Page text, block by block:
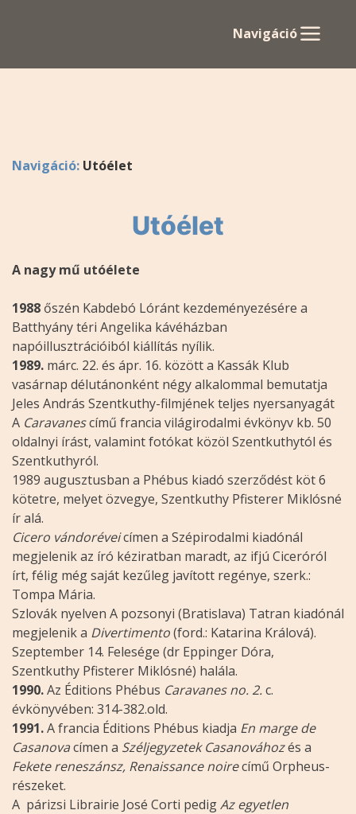
Navigáció
Navigáció: Utóélet
Utóélet
A nagy mű utóélete
1988 őszén Kabdebó Lóránt kezdeményezésére a
Batthyány téri Angelika kávéházban
napóillusztrációiból kiállítás nyílik.
1989. márc. 22. és ápr. 16. között a Kassák Klub
vasárnap délutánonként négy alkalommal bemutatja
Jeles András Szentkuthy-filmjének teljes nyersanyagát
A Caravanescímű francia világirodalmi évkönyv kb. 50
oldalnyi írást, valamint fotókat közöl Szentkuthytól és
Szentkuthyról.
1989 augusztusban a Phébus kiadó szerződést köt 6
kötetre, melyet özvegye, Szentkuthy Pfisterer Miklósné
ír alá.
Cicero vándoréveicímen a Szépirodalmi kiadónál
megjelenik az író kéziratban maradt, az ifjú Ciceróról
írt, félig még saját kezűleg javított regénye, szerk.:
Tompa Mária.
Szlovák nyelven A pozsonyi (Bratislava) Tatran kiadónál
megjelenik a Divertimento(ford.: Katarina Králová).
Szeptember 14. Felesége (dr Eppinger Dóra,
Szentkuthy Pfisterer Miklósné) halála.
1990.Az Éditions Phébus Caravanes no. 2.c.
évkönyvében: 314-382.old.
1991.A francia Éditions Phébus kiadja En marge de
Casanovacímen a Széljegyzetek Casanováhozés a
Fekete reneszánsz, Renaissance noirecímű Orpheus-
részeket.
A párizsi Librairie José Corti pedigAz egyetlen